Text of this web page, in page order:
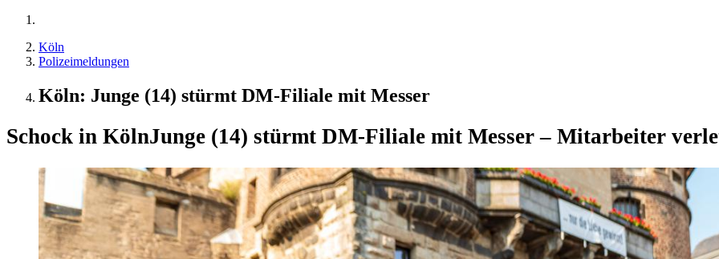
Köln
Polizeimeldungen
Köln: Junge (14) stürmt DM-Filiale mit Messer
Schock in KölnJunge (14) stürmt DM-Filiale mit Messer – Mitarbeiter